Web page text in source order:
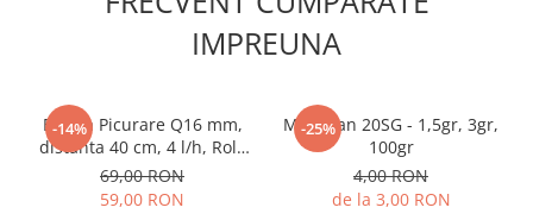
Rulete masurat
Sape/ Cazmale/ Lopeti
Scule de mana
Scule electrice
IMPREUNA
-14%
Banda Picurare Q16 mm,
distanta 40 cm, 4 l/h, Rola
100 m, Picurare Dubla,
Micul Fermier
69,00 RON
59,00 RON
-25%
Mospilan 20SG - 1,5gr, 3gr,
100gr
4,00 RON
de la 3,00 RON